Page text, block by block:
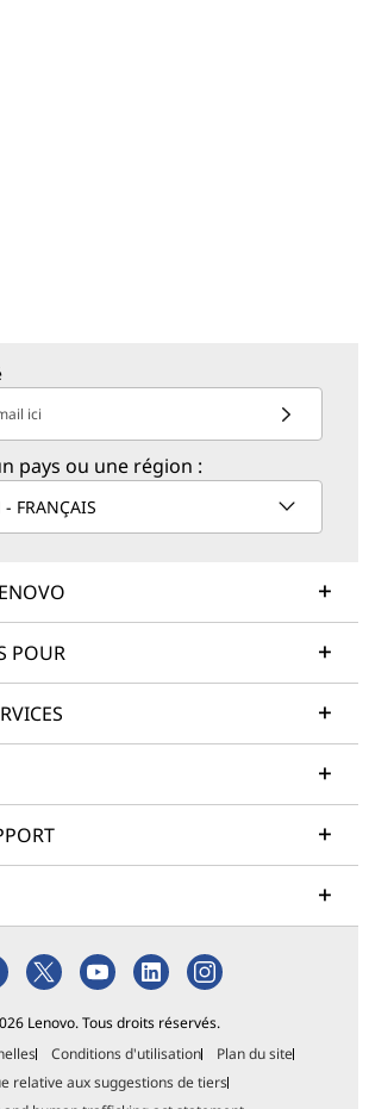
ici
pays ou une région :
FRANÇAIS
POUR
Lenovo. Tous droits réservés.
Conditions d'utilisation
Plan du site
relative aux suggestions de tiers